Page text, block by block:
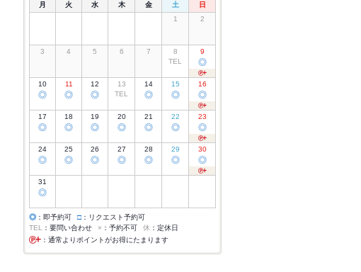
月 火 水 木 金 土
日
1
2
3 4 5 6 7
8
TEL
9
◎
10
◎
11
◎
12
◎
13
TEL
14
◎
15
◎
16
◎
17
◎
18
◎
19
◎
20
◎
21
◎
22
◎
23
◎
24
◎
25
◎
26
◎
27
◎
28
◎
29
◎
30
◎
31
◎
◎ ：即予約可 □ ：リクエスト予約可
TEL
：要問い合わせ × ：予約不可 休 ：定休日
：通常よりポイントがお得にたまります